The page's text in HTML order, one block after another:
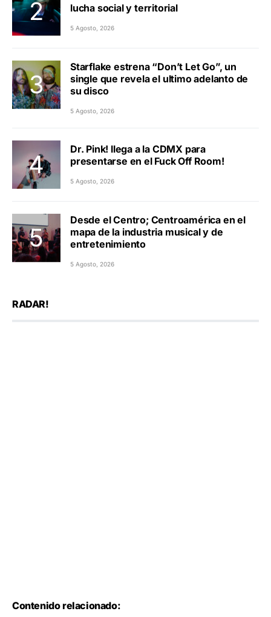
lucha social y territorial
5 Agosto, 2026
Starflake estrena “Don’t Let Go”, un
single que revela el ultimo adelanto de
su disco
5 Agosto, 2026
Dr. Pink! llega a la CDMX para
presentarse en el Fuck Off Room!
5 Agosto, 2026
Desde el Centro; Centroamérica en el
mapa de la industria musical y de
entretenimiento
5 Agosto, 2026
RADAR!
Contenido relacionado: